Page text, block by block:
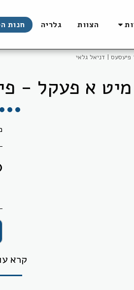
הצוות גלריה חנות
| דניאל גלאי
א פעקל -
קרא